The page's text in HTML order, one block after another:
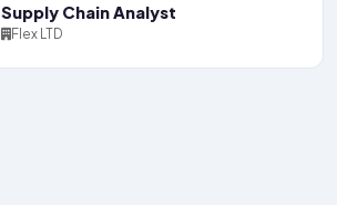
Supply Chain Analyst
Flex LTD